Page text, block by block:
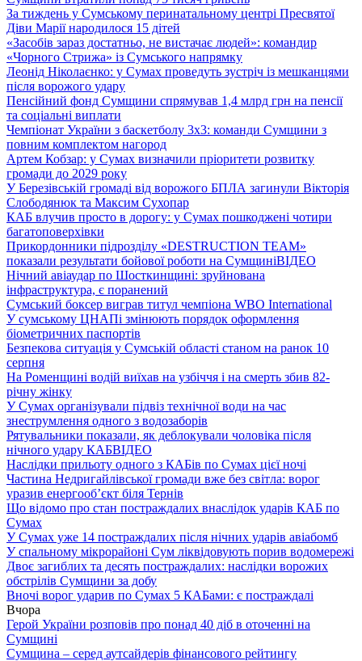
За тиждень у Сумському перинатальному центрі Пресвятої
Діви Марії народилося 15 дітей
«Засобів зараз достатньо, не вистачає людей»: командир
«Чорного Стрижа» із Сумського напрямку
Леонід Ніколаєнко: у Сумах проведуть зустріч із мешканцями
після ворожого удару
Пенсійний фонд Сумщини спрямував 1,4 млрд грн на пенсії
та соціальні виплати
Чемпіонат України з баскетболу 3х3: команди Сумщини з
повним комплектом нагород
Артем Кобзар: у Сумах визначили пріоритети розвитку
громади до 2029 року
У Березівській громаді від ворожого БПЛА загинули Вікторія
Слободянюк та Максим Сухопар
КАБ влучив просто в дорогу: у Сумах пошкоджені чотири
багатоповерхівки
Прикордонники підрозділу «DESTRUCTION TEAM»
показали результати бойової роботи на СумщиніВІДЕО
Нічний авіаудар по Шосткинщині: зруйнована
інфраструктура, є поранений
Сумський боксер виграв титул чемпіона WBO International
У сумському ЦНАПі змінюють порядок оформлення
біометричних паспортів
Безпекова ситуація у Сумській області станом на ранок 10
серпня
На Роменщині водій виїхав на узбіччя і на смерть збив 82-
річну жінку
У Сумах організували підвіз технічної води на час
знеструмлення одного з водозаборів
Рятувальники показали, як деблокували чоловіка після
нічного удару КАБВІДЕО
Наслідки прильоту одного з КАБів по Сумах цієї ночі
Частина Недригайлівської громади вже без світла: ворог
уразив енергооб’єкт біля Тернів
Що відомо про стан постраждалих внаслідок ударів КАБ по
Сумах
У Сумах уже 14 постраждалих після нічних ударів авіабомб
У спальному мікрорайоні Сум ліквідовують порив водомережі
Двоє загиблих та десять постраждалих: наслідки ворожих
обстрілів Сумщини за добу
Вночі ворог ударив по Сумах 5 КАБами: є постраждалі
Вчора
Герой України розповів про понад 40 діб в оточенні на
Сумщині
Сумщина – серед аутсайдерів фінансового рейтингу